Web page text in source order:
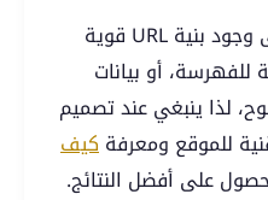
فكثير من المواقع تفتقر إلى وجود بنية URL قوية
أو بيانات
لذا ينبغي عند تصميم
للموقع ومعرفةكيف
على أفضل النتائج.